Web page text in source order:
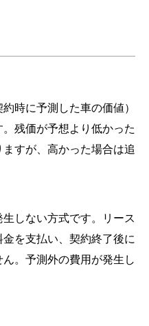
時に予測した車の価値）
残価が予想より低かった
すが、高かった場合は追
しない方式です。リース
を支払い、契約終了後に
。予測外の費用が発生し